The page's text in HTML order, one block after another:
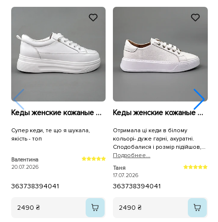
Кеды женские кожаные 596010 Белые
Супер кеди, те що я шукала,
якість - топ
Валентина
20.07.2026
363738394041
2490 ₴
Кеды женские кожаные 589967 Белые
Отримала ці кеди в білому
кольорі- дуже гарні, акуратні.
Сподобалися і розмір підійшов,
брала трішки більші. Дякую, як
завжди за оперативну доставку!
Подробнее...
Таня
17.07.2026
363738394041
2490 ₴